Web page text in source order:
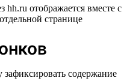
зафиксировать содержание